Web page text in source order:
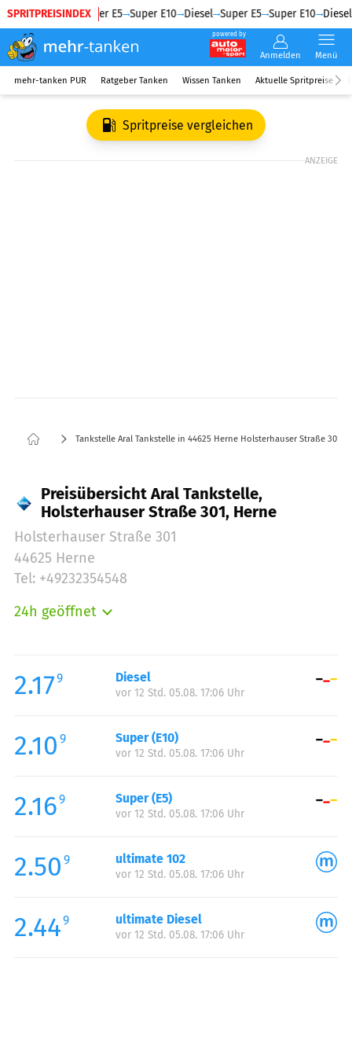
SPRITPREISINDEX
Diesel Super E5 Super E10 Diesel Super E5 Super E10 Diesel
powered by
Anmelden Menü
mehr-tanken PUR Ratgeber Tanken Wissen Tanken Aktuelle Spritpreise
Spritpreise vergleichen
ANZEIGE
Tankstelle Aral Tankstelle in 44625 Herne Holsterhauser Straße 301
Preisübersicht Aral Tankstelle,
Holsterhauser Straße 301, Herne
Holsterhauser Straße 301
44625 Herne
Tel: +49232354548
24h geöffnet
Mittwoch:
00:00-24:00
Donnerstag:
Samstag:
00:00-24:00
Sonntag:
2.179 Diesel
vor 12 Std. 05.08. 17:06 Uhr
2.10 9 Super (E10)
vor 12 Std. 05.08. 17:06 Uhr
2.169 Super (E5)
vor 12 Std. 05.08. 17:06 Uhr
2.50 9 ultimate 102
vor 12 Std. 05.08. 17:06 Uhr
2.449 ultimate Diesel
vor 12 Std. 05.08. 17:06 Uhr